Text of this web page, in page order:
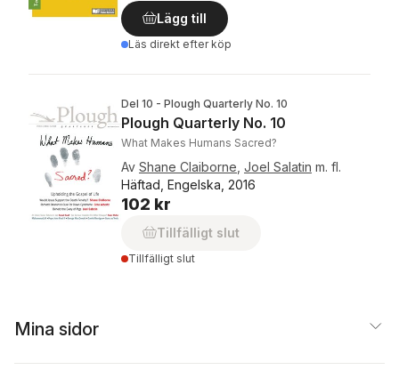
Lägg till
Läs direkt efter köp
Del 10 - Plough Quarterly No. 10
Plough Quarterly No. 10
What Makes Humans Sacred?
Av Shane Claiborne Joel Salatin m. fl.
Häftad, Engelska, 2016
102 kr
Tillfälligt slut
Tillfälligt slut
Mina sidor